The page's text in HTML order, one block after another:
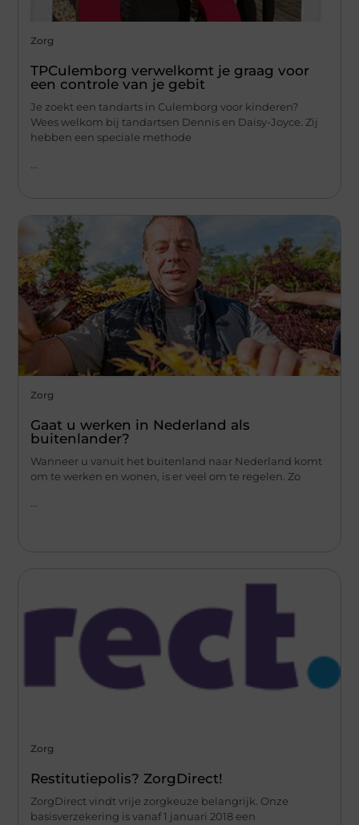
Zorg
TPCulemborg verwelkomt je graag voor
een controle van je gebit
Je zoekt een tandarts in Culemborg voor kinderen?
Wees welkom bij tandartsen Dennis en Daisy-Joyce. Zij
hebben een speciale methode
Zorg
Gaat u werken in Nederland als
buitenlander?
Wanneer u vanuit het buitenland naar Nederland komt
om te werken en wonen, is er veel om te regelen. Zo
Zorg
Restitutiepolis? ZorgDirect!
ZorgDirect vindt vrije zorgkeuze belangrijk. Onze
basisverzekering is vanaf 1 januari 2018 een